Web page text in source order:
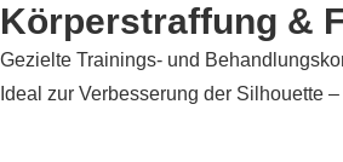
Körperstraffung &
Gezielte Trainings- und
Ideal zur Verbesserung der Silhouette